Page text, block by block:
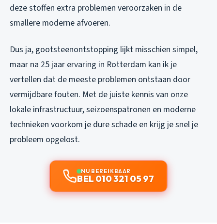
deze stoffen extra problemen veroorzaken in de
smallere moderne afvoeren.
Dus ja, gootsteenontstopping lijkt misschien simpel,
maar na 25 jaar ervaring in Rotterdam kan ik je
vertellen dat de meeste problemen ontstaan door
vermijdbare fouten. Met de juiste kennis van onze
lokale infrastructuur, seizoenspatronen en moderne
technieken voorkom je dure schade en krijg je snel je
probleem opgelost.
NU BEREIKBAAR
BEL 010 321 05 97